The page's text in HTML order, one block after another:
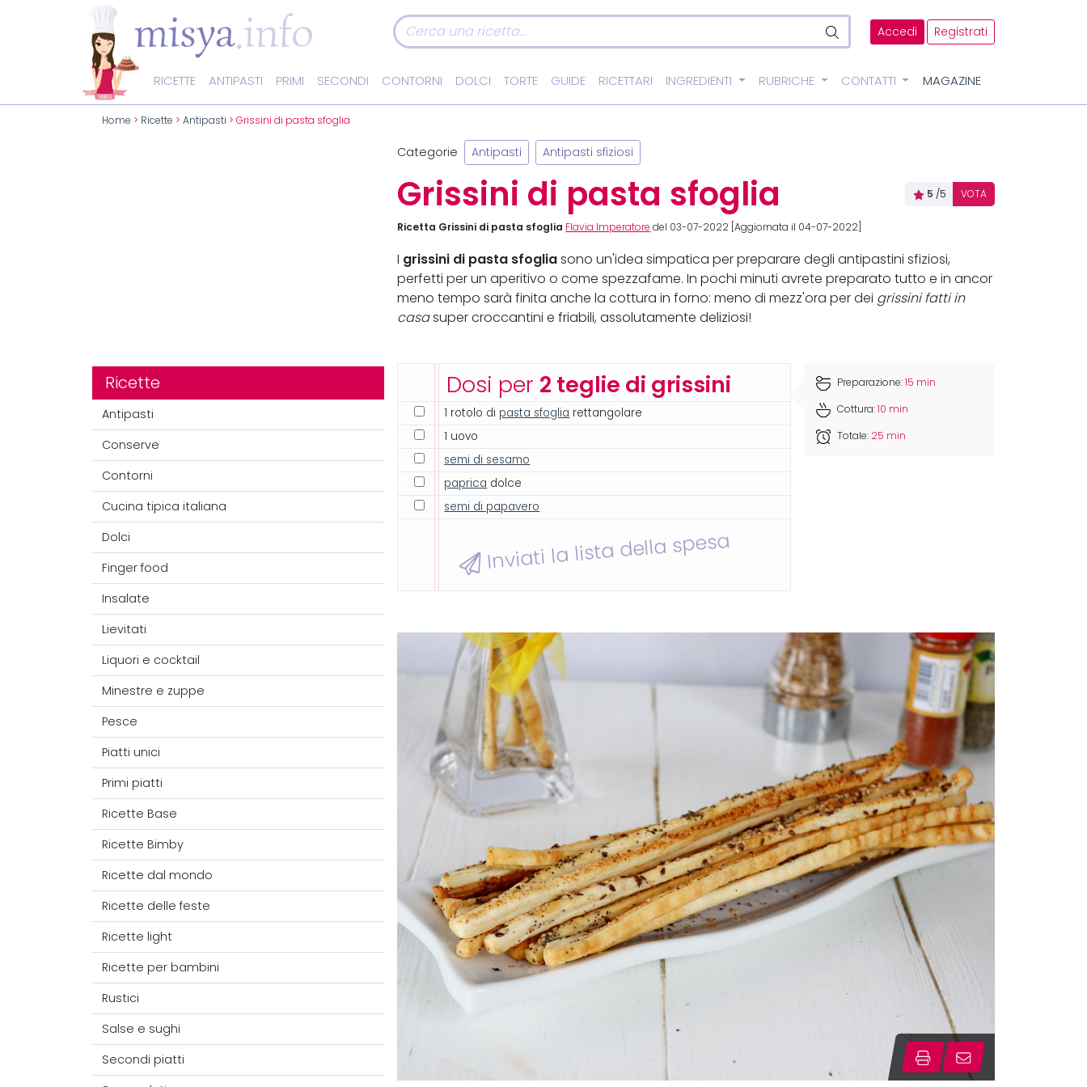
Accedi Registrati
RICETTE ANTIPASTI PRIMI SECONDI CONTORNI DOLCI TORTE GUIDE RICETTARI INGREDIENTI RUBRICHE CONTATTI MAGAZINE
Home > Ricette > Antipasti > Grissini di pasta sfoglia
Ricette
Antipasti
Conserve
Contorni
Cucina tipica italiana
Dolci
Finger food
Insalate
Lievitati
Liquori e cocktail
Minestre e zuppe
Pesce
Piatti unici
Primi piatti
Ricette Base
Ricette Bimby
Ricette dal mondo
Ricette delle feste
Ricette light
Ricette per bambini
Rustici
Salse e sughi
Secondi piatti
Categorie Antipasti Antipasti sfiziosi
Grissini di pasta sfoglia 5 /5 VOTA
Ricetta Grissini di pasta sfoglia Flavia Imperatore del 03-07-2022 [Aggiornata il 04-07-2022]
I grissini di pasta sfoglia sono un'idea simpatica per preparare degli antipastini sfiziosi,
perfetti per un aperitivo o come spezzafame. In pochi minuti avrete preparato tutto e in ancor
meno tempo sarà finita anche la cottura in forno: meno di mezz'ora per dei grissini fatti in
casasuper croccantini e friabili, assolutamente deliziosi!
Dosi per 2 teglie di grissini
1 rotolo di pasta sfoglia rettangolare
1 uovo
semi di sesamo
paprica dolce
semi di papavero
Inviati la lista della spesa
Preparazione:15 min
Cottura:10 min
Totale: 25 min